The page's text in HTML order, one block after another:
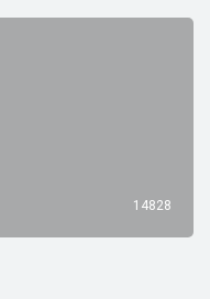
14828